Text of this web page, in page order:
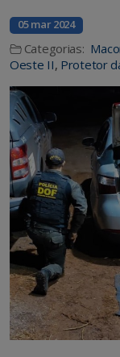
05 mar 2024
Categorias:
Oeste II, Protetor